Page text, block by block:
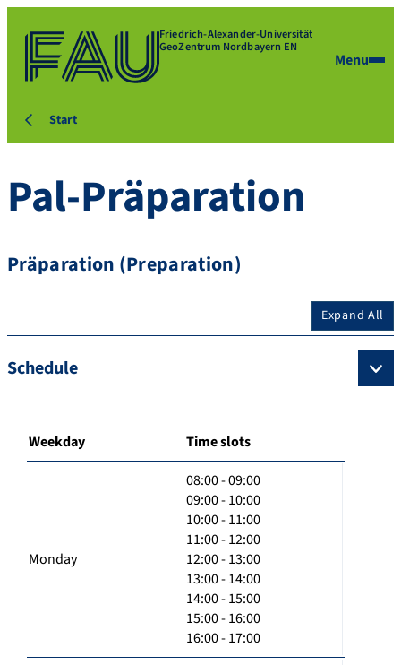
Friedrich-Alexander-Universität
GeoZentrum Nordbayern EN
Menu
Start
Pal-Präparation
Präparation (Preparation)
Expand All
Schedule
Weekday Time slots
Monday
08:00 - 09:00
09:00 - 10:00
10:00 - 11:00
11:00 - 12:00
12:00 - 13:00
13:00 - 14:00
14:00 - 15:00
15:00 - 16:00
16:00 - 17:00